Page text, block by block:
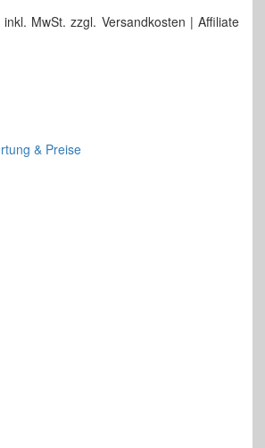
MwSt. zzgl. Versandkosten | Affiliate
& Preise